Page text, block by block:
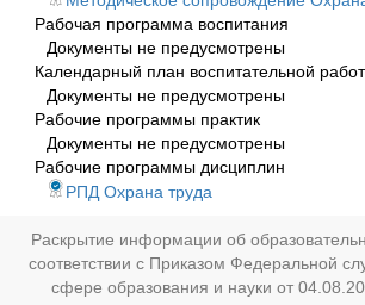
Рабочая программа воспитания
Документы не предусмотрены
Календарный план воспитательной
Документы не предусмотрены
Рабочие программы практик
Документы не предусмотрены
Рабочие программы дисциплин
РПД Охрана труда
Раскрытие информации об
соответствии с Приказом Федеральной
сфере образования и науки от